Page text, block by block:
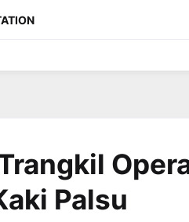
Palsu